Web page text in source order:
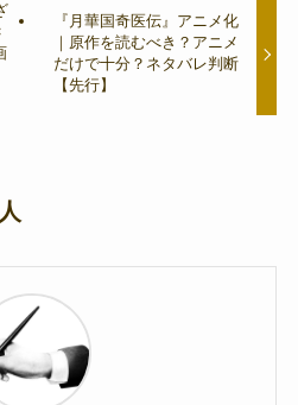
『月華国奇医伝』アニメ化
｜原作を読むべき？アニメ
だけで十分？ネタバレ判断
【先行】